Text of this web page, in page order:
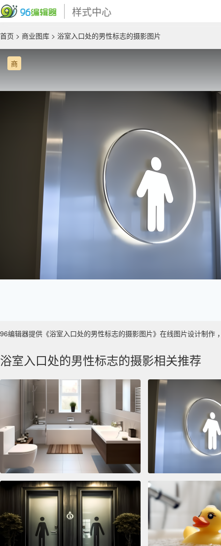
样式中心
首页 > 商业图库 > 浴室入口处的男性标志的摄影图片
商
96编辑器提供《浴室入口处的男性标志的摄影图片》在线图片设计制
浴室入口处的男性标志的摄影相关推荐